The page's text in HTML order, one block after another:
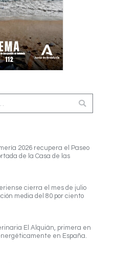
2026 recupera el Paseo
de la Casa de las
cierra el mes de julio
media del 80 por ciento
El Alquián, primera en
en España.